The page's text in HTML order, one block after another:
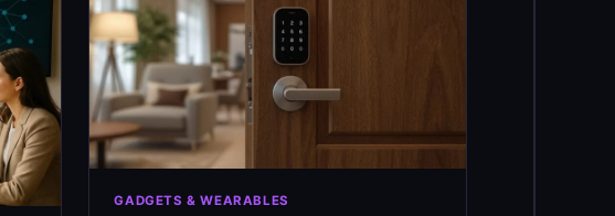
GADGETS & WEARABLES